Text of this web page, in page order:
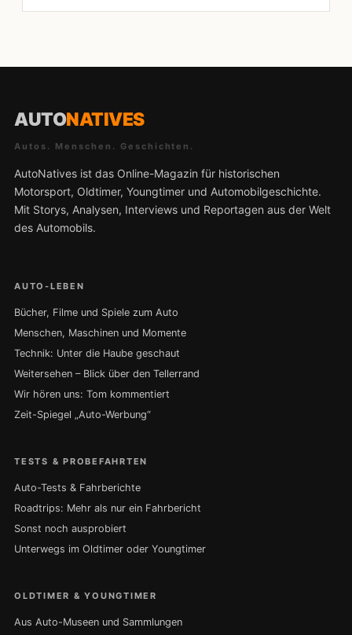
AUTONATIVES
Autos. Menschen. Geschichten.
AutoNatives ist das Online-Magazin für historischen
Motorsport, Oldtimer, Youngtimer und Automobilgeschichte.
Mit Storys, Analysen, Interviews und Reportagen aus der Welt
des Automobils.
AUTO-LEBEN
Bücher, Filme und Spiele zum Auto
Menschen, Maschinen und Momente
Technik: Unter die Haube geschaut
Weitersehen – Blick über den Tellerrand
Wir hören uns: Tom kommentiert
Zeit-Spiegel „Auto-Werbung“
TESTS & PROBEFAHRTEN
Auto-Tests & Fahrberichte
Roadtrips: Mehr als nur ein Fahrbericht
Sonst noch ausprobiert
Unterwegs im Oldtimer oder Youngtimer
OLDTIMER & YOUNGTIMER
Aus Auto-Museen und Sammlungen